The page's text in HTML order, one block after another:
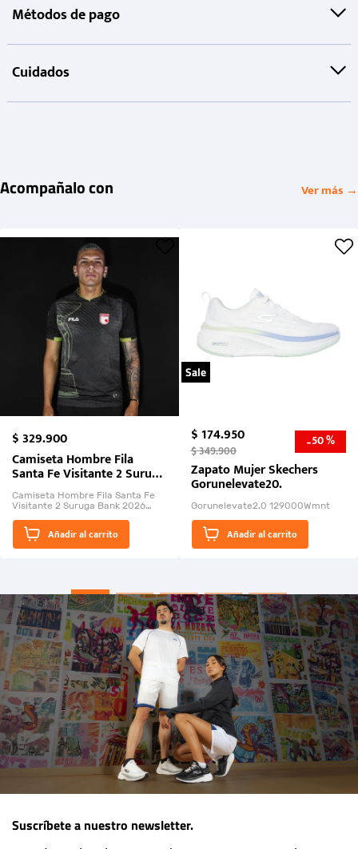
Métodos de pago
Cuidados
Acompañalo con Ver más →
$329.900
Camiseta Hombre Fila
Santa Fe Visitante 2 Suruga
Bank 2026
Camiseta Hombre Fila Santa Fe
Visitante 2 Suruga Bank 2026
El Rugido del Sol Naciente:
“Primeros para la Et...
Añadir al carrito
Sale
$174.950
$349.900 -50 %
Zapato Mujer Skechers
Gorunelevate20.
Gorunelevate2.0 129000Wmnt
Añadir al carrito
Suscríbete a nuestro newsletter.